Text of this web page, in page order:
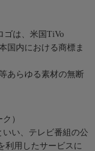
ゴは、米国TiVo
国内における商標ま
あらゆる素材の無断
）
いい、テレビ番組の公
利用したサービスに